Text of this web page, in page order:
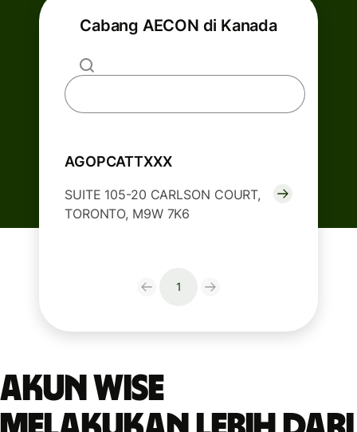
Cabang AECON di Kanada
AGOPCATTXXX
SUITE 105-20 CARLSON COURT,
TORONTO, M9W 7K6
1
Akun Wise